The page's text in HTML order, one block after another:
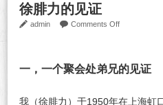
徐腓力的见证
admin Comments Offon
力
一，一个聚会处弟兄的见证
我（徐腓力）于1950年在上海虹